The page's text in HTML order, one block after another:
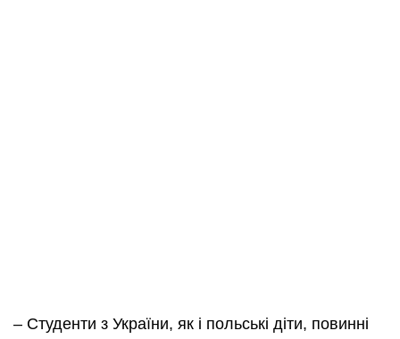
– Студенти з України, як і польські діти, повинні